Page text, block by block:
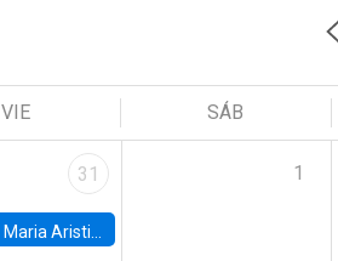
VIE SÁB
31
Maria Aristizabal-Ramirez, FED Board
1